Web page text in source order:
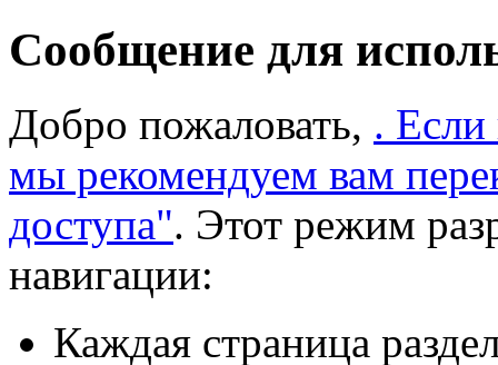
Сообщение для
Добро пожаловать, . Если
мы рекомендуем вам
доступа". Этот режим
навигации:
Каждая страница